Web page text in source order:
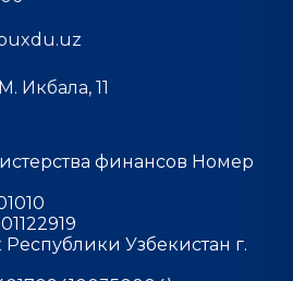
Икбала, 11
финансов Номер
Узбекистан г.